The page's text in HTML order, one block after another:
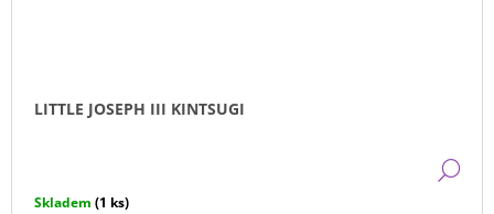
LITTLE JOSEPH III KINTSUGI
Skladem (1 ks)